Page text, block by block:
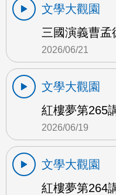
文學大觀園
三國演義曹孟
2026/06/21
文學大觀園
紅樓夢第265
2026/06/19
文學大觀園
紅樓夢第264